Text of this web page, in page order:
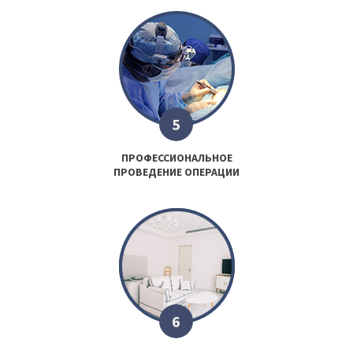
5
ПРОФЕССИОНАЛЬНОЕ
ПРОВЕДЕНИЕ ОПЕРАЦИИ
6